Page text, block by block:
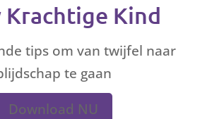
Krachtige Kind
tips om van twijfel naar
te gaan
Download NU